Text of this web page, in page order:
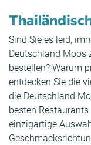
Sind Sie es leid,
Deutschland Moos
bestellen? Warum
entdecken Sie die
die Deutschland
besten
einzigartige